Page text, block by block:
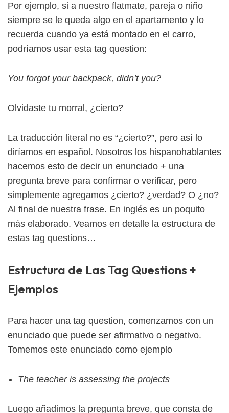
Por ejemplo, si a nuestro flatmate, pareja o niño
siempre se le queda algo en el apartamento y lo
recuerda cuando ya está montado en el carro,
podríamos usar esta tag question:
You forgot your backpack, didn’t you?
Olvidaste tu morral, ¿cierto?
La traducción literal no es “¿cierto?”, pero así lo
diríamos en español. Nosotros los hispanohablantes
hacemos esto de decir un enunciado + una
pregunta breve para confirmar o verificar, pero
simplemente agregamos ¿cierto? ¿verdad? O ¿no?
Al final de nuestra frase. En inglés es un poquito
más elaborado. Veamos en detalle la estructura de
estas tag questions…
Estructura de Las Tag Questions +
Ejemplos
Para hacer una tag question, comenzamos con un
enunciado que puede ser afirmativo o negativo.
Tomemos este enunciado como ejemplo
The teacher is assessing the projects
Luego añadimos la pregunta breve, que consta de